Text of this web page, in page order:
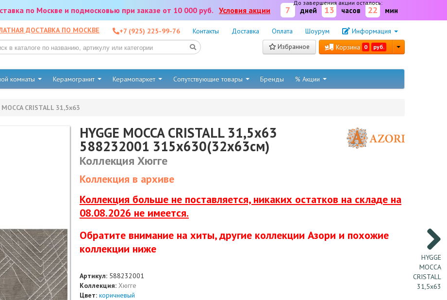
по Москве и подмосковью при заказе от 10 000 руб. Условия акции
До завершения акции осталось:
7 дней 13 часов 22 мин
ДОСТАВКА ПО МОСКВЕ +7 (925) 225-99-76 Контакты Доставка Оплата Шоурум Информация
Избранное Корзина 0 руб.
комнаты Керамогранит Керамопаркет Сопутствующие товары Бренды % Акции
MOCCA CRISTALL 31,5х63
HYGGE
MOCCA
CRISTALL
31,5х63
HYGGE MOCCA CRISTALL 31,5х63
588232001 315x630(32x63см)
Коллекция Хюгге
Коллекция в архиве
Коллекция больше не поставляется, никаких остатков на складе на
08.08.2026 не имеется.
Обратите вниманиe на хиты, другие коллекции Азори и похожие
коллекции ниже
Артикул: 588232001
Коллекция: Хюгге
Цвет: коричневый